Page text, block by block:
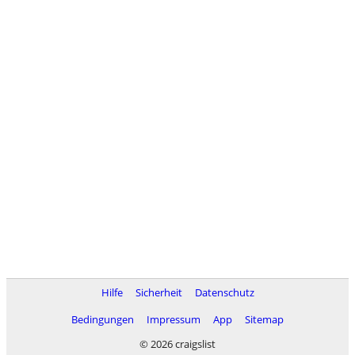
Hilfe Sicherheit
Datenschutz
Bedingungen
Impressum App
Sitemap
© 2026 craigslist